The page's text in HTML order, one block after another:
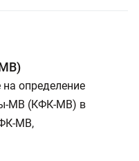
определение
МВ (КФК-МВ) в
МВ,